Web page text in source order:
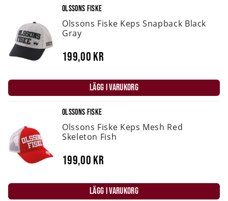
OLSSONS FISKE
Olssons Fiske Keps Snapback Black
Gray
199,00 kr
LÄGG I VARUKORG
OLSSONS FISKE
Olssons Fiske Keps Mesh Red
Skeleton Fish
199,00 kr
LÄGG I VARUKORG